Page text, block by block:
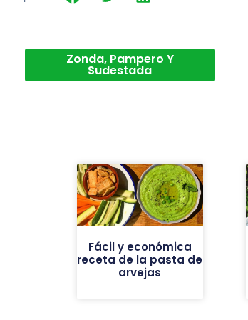
Zonda, Pampero Y
Sudestada
Fácil y económica
receta de la pasta de
arvejas